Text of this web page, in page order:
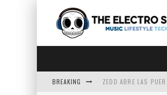
BREAKING ZEDD ABRE LAS